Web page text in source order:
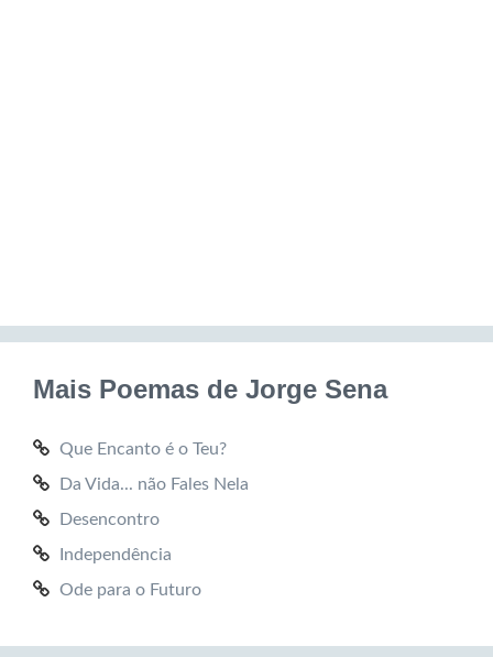
Mais Poemas de Jorge Sena
Que Encanto é o Teu?
Da Vida... não Fales Nela
Desencontro
Independência
Ode para o Futuro